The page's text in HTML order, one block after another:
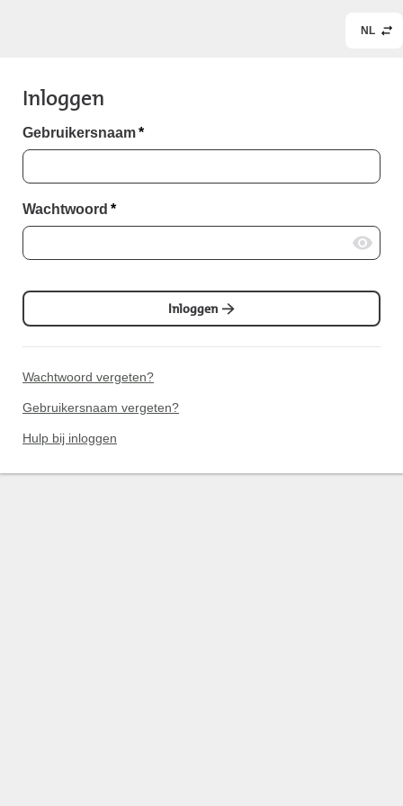
NL
Inloggen
Gebruikersnaam*
Wachtwoord *
Inloggen
Wachtwoord vergeten?
Gebruikersnaam vergeten?
Hulp bij inloggen